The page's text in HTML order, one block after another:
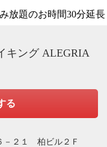
放題のお時間30分延
キング ALEGRIA
る
－２１ 柏ビル２Ｆ